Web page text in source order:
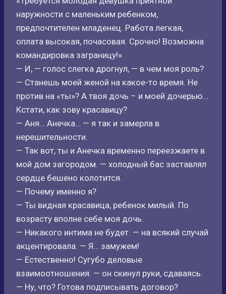
наружности с маленьким ребенком,
предпочтителен младенец. Работа легкая,
оплата высокая, почасовая. Срочно! Возможна
командировка заграницу!»
— И, — голос слегка дрогнул, — в чем моя роль?
— Станешь моей женой на какое-то время. Не
против на «ты»? А твоя дочь – и моей дочерью…
Кстати, как зову красавицу?
— Аня… Анечка… — я так и замерла в
нерешительности.
— Так вот, ты и Анечка временно переезжаете в
мой дом загородом. — холодный бас заставлял
сердце бешено колотится.
— Почему именно я?
— Ты видная красавица, ребенок милый. По
возрасту вполне себе моя дочь.
— Никакого интима не будет. — на всякий случай
акцентировала. — Я… замужем!
— Естественно! Сугубо деловые
взаимоотношения. — он скинул руки, сдаваясь.
— Ну, что? Готова подписывать договор?